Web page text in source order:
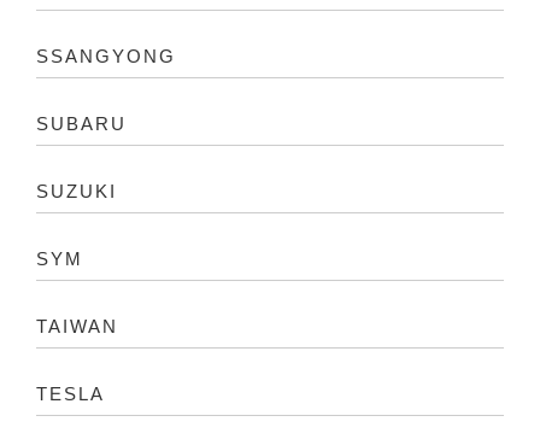
SSANGYONG
SUBARU
SUZUKI
SYM
TAIWAN
TESLA